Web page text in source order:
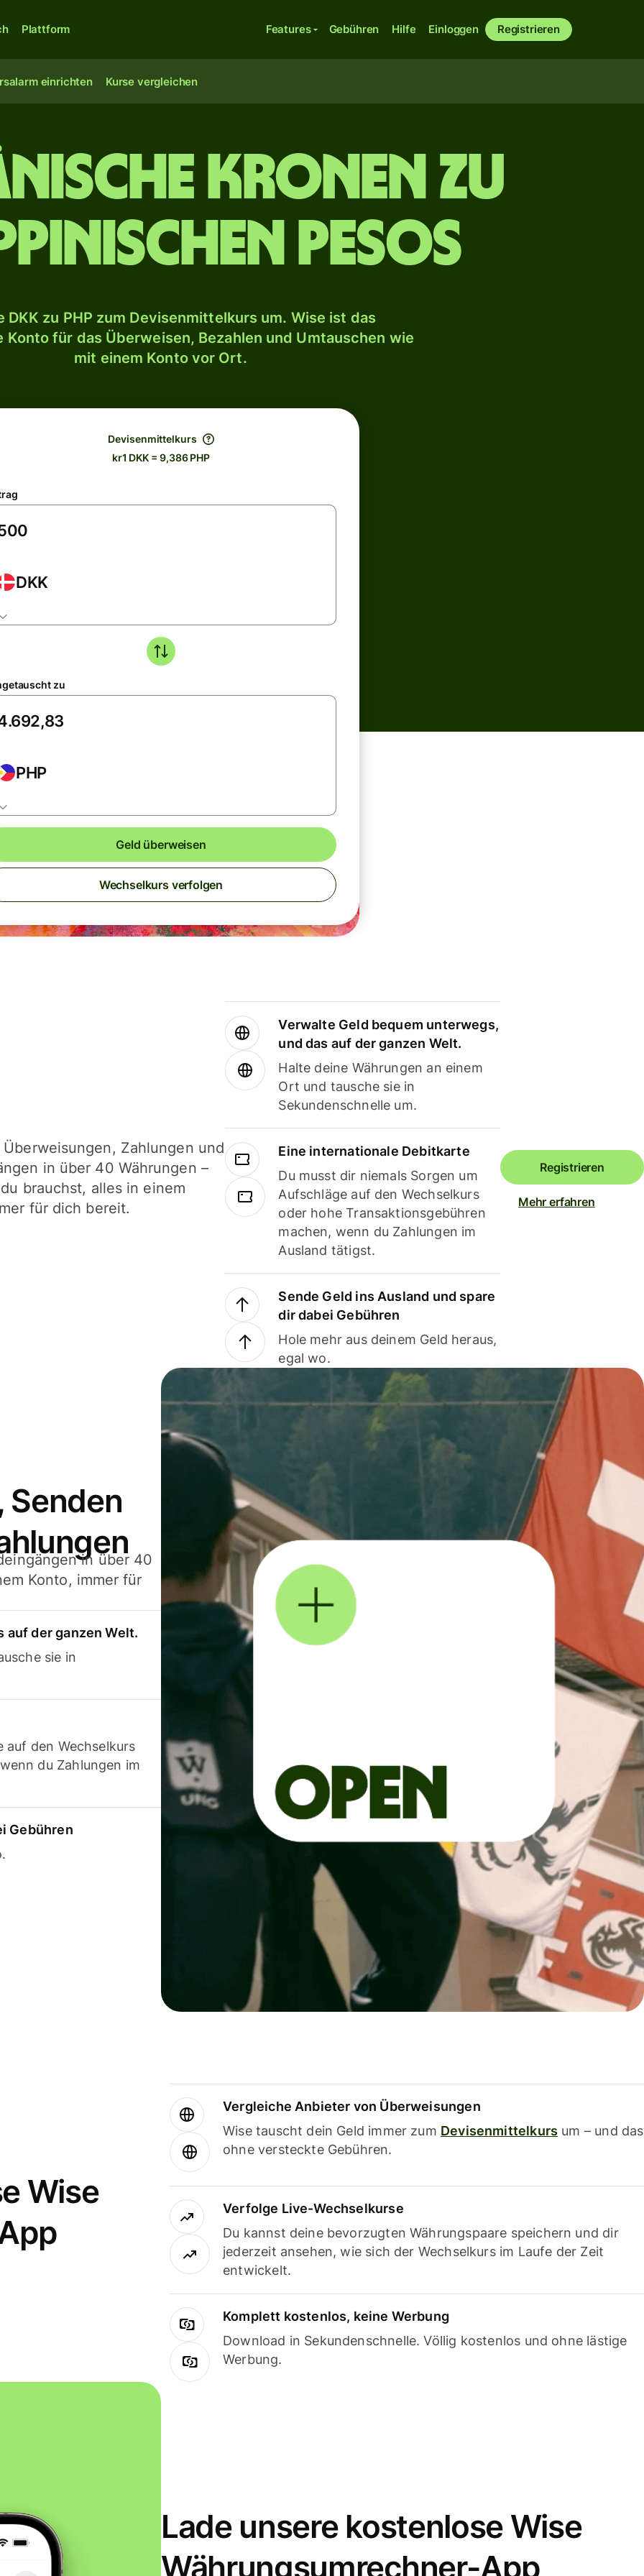
Plattform Features Gebühren Hilfe Einloggen Registrieren
einrichten Kurse vergleichen
Kronen zu
Pesos
DKK zu PHP zum Devisenmittelkurs um. Wise ist das
Konto für das Überweisen, Bezahlen und Umtauschen wie
mit einem Konto vor Ort.
Devisenmittelkurs
kr1 DKK = 9,386 PHP
DKK
zu
PHP
Geld überweisen
Wechselkurs verfolgen
Zahlungen und
in über 40 Währungen –
brauchst, alles in einem
für dich bereit.
Verwalte Geld bequem unterwegs,
und das auf der ganzen Welt.
Halte deine Währungen an einem
Ort und tausche sie in
Sekundenschnelle um.
Eine internationale Debitkarte
Du musst dir niemals Sorgen um
Aufschläge auf den Wechselkurs
oder hohe Transaktionsgebühren
machen, wenn du Zahlungen im
Ausland tätigst.
Sende Geld ins Ausland und spare
dir dabei Gebühren
Hole mehr aus deinem Geld heraus,
egal wo.
Registrieren
Mehr erfahren
Senden
in über 40
Konto, immer für
auf der ganzen Welt.
sie in
auf den Wechselkurs
du Zahlungen im
Gebühren
Wise
Vergleiche Anbieter von Überweisungen
Wise tauscht dein Geld immer zum Devisenmittelkurs um – und das
ohne versteckte Gebühren.
Verfolge Live-Wechselkurse
Du kannst deine bevorzugten Währungspaare speichern und dir
jederzeit ansehen, wie sich der Wechselkurs im Laufe der Zeit
entwickelt.
Komplett kostenlos, keine Werbung
Download in Sekundenschnelle. Völlig kostenlos und ohne lästige
Werbung.
Lade unsere kostenlose Wise
Währungsumrechner-App